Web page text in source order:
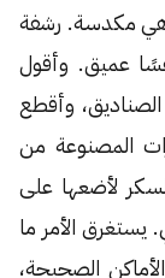
وهي مكدسة. رشفة
عميق. وأقول
وأقطع
المصنوعة من
لأضعها على
يستغرق الأمر ما
الصحيحة،